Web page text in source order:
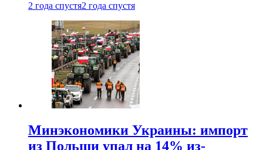
2 года спустя2 года спустя
Минэкономики Украины: импорт
из Польши упал на 14% из-